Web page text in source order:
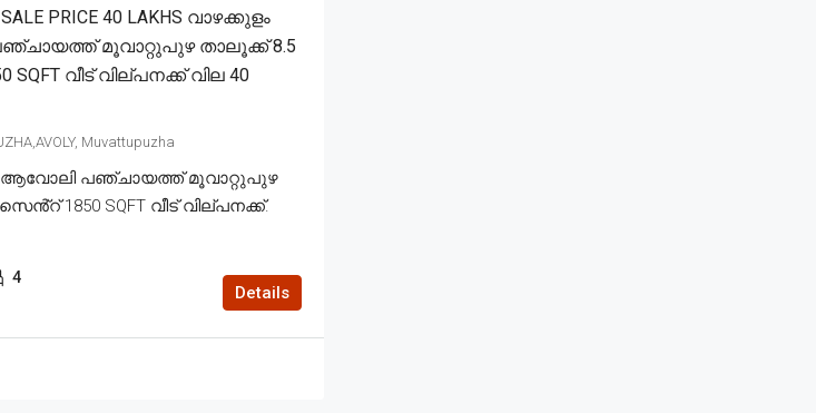
SALE PRICE 40 LAKHS വാഴക്കുളം
മൂവാറ്റുപുഴ താലൂക്ക് 8.5
വീട് വില്പനക്ക് വില 40
Muvattupuzha
ആവോലി പഞ്ചായത്ത് മൂവാറ്റുപുഴ
1850 SQFT വീട് വില്പനക്ക്.
4
Details